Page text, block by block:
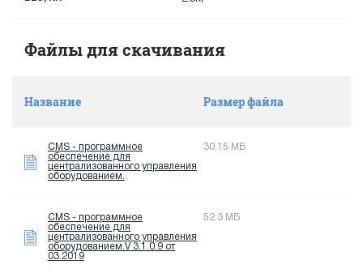
Файлы для скачивания
Название Размер файла
CMS - программное
обеспечение для
централизованного управления
оборудованием.
30.15 МБ
CMS - программное
обеспечение для
централизованного управления
оборудованием.V 3.1.0.9 от
03.2019
52.3 МБ